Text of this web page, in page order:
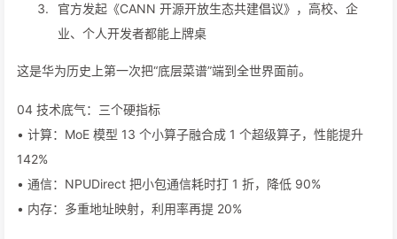
官方发起《CANN 开源开放生态共建倡议》，高校、企
业、个人开发者都能上牌桌
这是华为历史上第一次把“底层菜谱”端到全世界面前。
04 技术底气：三个硬指标
• 计算：MoE 模型 13 个小算子融合成 1 个超级算子，性能提升
142%
• 通信：NPUDirect 把小包通信耗时打 1 折，降低 90%
• 内存：多重地址映射，利用率再提 20%